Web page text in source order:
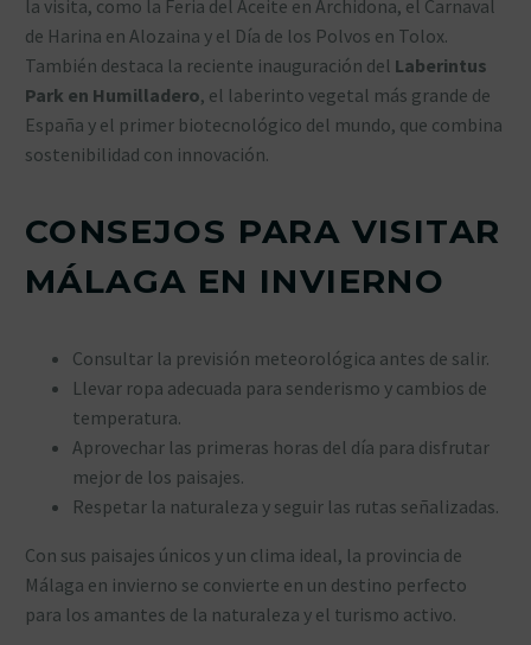
la visita, como la Feria del Aceite en Archidona, el Carnaval
de Harina en Alozaina y el Día de los Polvos en Tolox.
También destaca la reciente inauguración del Laberintus
Park en Humilladero, el laberinto vegetal más grande de
España y el primer biotecnológico del mundo, que combina
sostenibilidad con innovación.
CONSEJOS PARA VISITAR
MÁLAGA EN INVIERNO
Consultar la previsión meteorológica antes de salir.
Llevar ropa adecuada para senderismo y cambios de
temperatura.
Aprovechar las primeras horas del día para disfrutar
mejor de los paisajes.
Respetar la naturaleza y seguir las rutas señalizadas.
Con sus paisajes únicos y un clima ideal, la provincia de
Málaga en invierno se convierte en un destino perfecto
para los amantes de la naturaleza y el turismo activo.